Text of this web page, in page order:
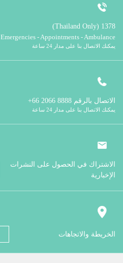
1378 (Thailand Only)
Emergencies - Appointments - Ambulance
يمكنك الاتصال بنا على مدار 24 ساعة
الاتصال بالرقم
يمكنك الاتصال بنا على مدار 24 ساعة
الاشتراك في الحصول على النشرات
الإخبارية
الخريطة والاتجاهات